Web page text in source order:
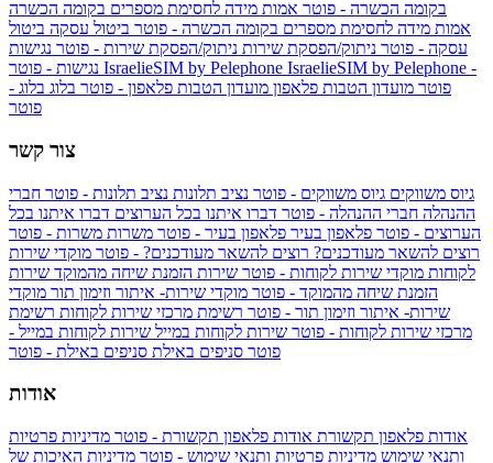
בקומה הכשרה - פוטר אמות מידה לחסימת מספרים בקומה הכשרה
אמות מידה לחסימת מספרים בקומה הכשרה - פוטר ביטול עסקה ביטול
עסקה - פוטר ניתוק/הפסקת שירות ניתוק/הפסקת שירות - פוטר נגישות
IsraelieSIM by Pelephone IsraelieSIM by Pelephone -
פוטר מועדון הטבות פלאפון מועדון הטבות פלאפון - פוטר בלוג בלוג -
פוטר
צור קשר
גיוס משווקים גיוס משווקים - פוטר נציב תלונות נציב תלונות - פוטר חברי
ההנהלה חברי ההנהלה - פוטר דברו איתנו בכל הערוצים דברו איתנו בכל
הערוצים - פוטר פלאפון בעיר פלאפון בעיר - פוטר משרות משרות - פוטר
רוצים להשאר מעודכנים? רוצים להשאר מעודכנים? - פוטר מוקדי שירות
לקוחות מוקדי שירות לקוחות - פוטר שירות הזמנת שיחה מהמוקד שירות
הזמנת שיחה מהמוקד - פוטר מוקדי שירות- איתור וזימון תור מוקדי
שירות- איתור וזימון תור - פוטר רשימת מרכזי שירות לקוחות רשימת
מרכזי שירות לקוחות - פוטר שירות לקוחות במייל שירות לקוחות במייל -
פוטר סניפים באילת סניפים באילת - פוטר
אודות
אודות פלאפון תקשורת אודות פלאפון תקשורת - פוטר מדיניות פרטיות
ותנאי שימוש מדיניות פרטיות ותנאי שימוש - פוטר מדיניות האיכות של